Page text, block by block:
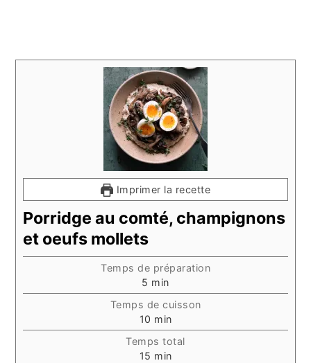
Imprimer la recette
Porridge au comté, champignons
et oeufs mollets
Temps de préparation
5 minutes
min
Temps de cuisson
10 minutes
min
Temps total
15 minutes
min